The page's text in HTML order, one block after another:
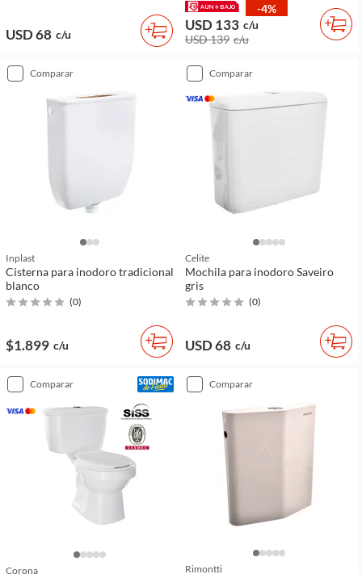
USD 68 c/u
-4%
USD 133 c/u
USD 139 c/u
comparar
Inplast
Cisterna para inodoro tradicional
blanco
(0)
$1.899 c/u
comparar
Celite
Mochila para inodoro Saveiro
gris
(0)
USD 68 c/u
comparar
Corona
comparar
Rimontti